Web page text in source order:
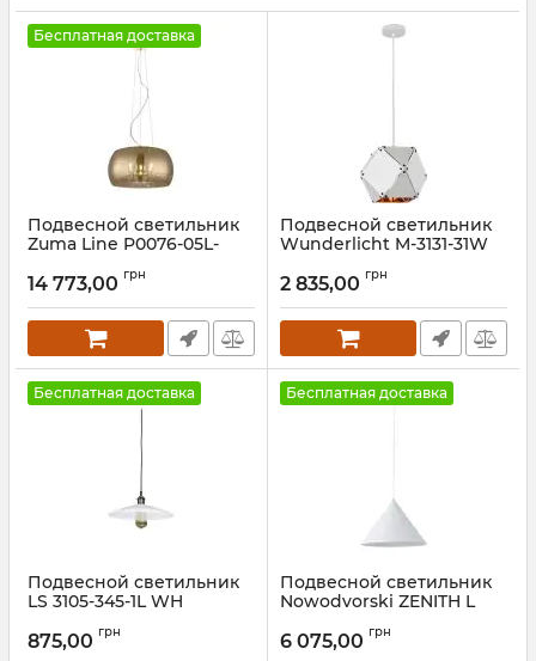
Бесплатная доставка
Подвесной светильник
Zuma Line P0076-05L-
Артикул:P0076-05L-F7HF
14 773,00 грн
Подвесной светильник
Wunderlicht M-3131-31W
2 835,00 грн
Бесплатная доставка
Подвесной светильник
LS 3105-345-1L WH
875,00 грн
Бесплатная доставка
Подвесной светильник
Nowodvorski ZENITH L
Артикул:8006
6 075,00 грн